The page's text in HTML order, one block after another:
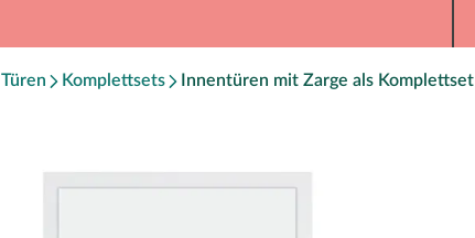
Türen Komplettsets Innentüren mit Zarge als Komplettset